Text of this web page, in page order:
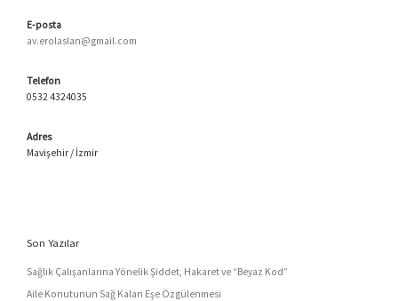
E-posta
av.erolaslan@gmail.com
Telefon
0532 4324035
Adres
Mavişehir / İzmir
Son Yazılar
Sağlık Çalışanlarına Yönelik Şiddet, Hakaret ve “Beyaz Kod”
Aile Konutunun Sağ Kalan Eşe Özgülenmesi